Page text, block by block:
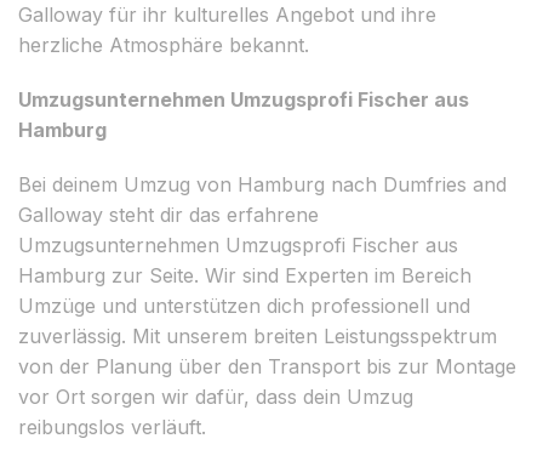
Galloway für ihr kulturelles Angebot und ihre
herzliche Atmosphäre bekannt.
Umzugsunternehmen Umzugsprofi Fischer aus
Hamburg
Bei deinem Umzug von Hamburg nach Dumfries and
Galloway steht dir das erfahrene
Umzugsunternehmen Umzugsprofi Fischer aus
Hamburg zur Seite. Wir sind Experten im Bereich
Umzüge und unterstützen dich professionell und
zuverlässig. Mit unserem breiten Leistungsspektrum
von der Planung über den Transport bis zur Montage
vor Ort sorgen wir dafür, dass dein Umzug
reibungslos verläuft.